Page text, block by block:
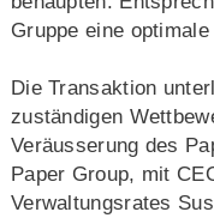
Gruppe eine optimale
Die Transaktion
zuständigen
Veräusserung des
Paper Group, mit
Verwaltungsrates